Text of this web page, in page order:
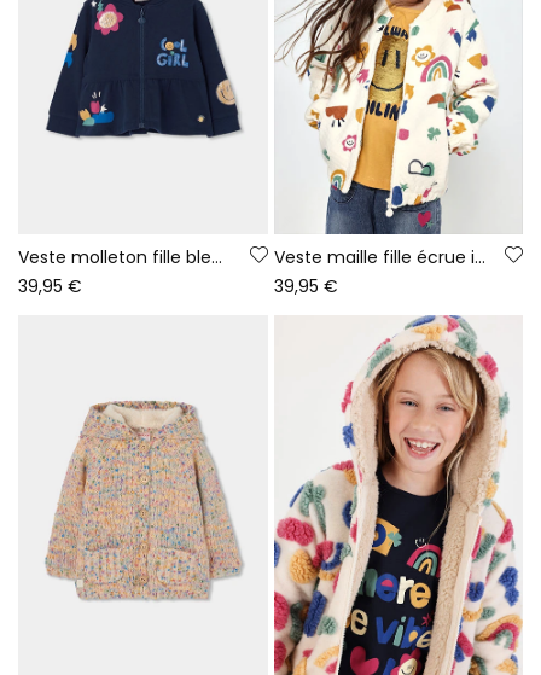
Veste molleton fille bleu marine imprimé fleurs
39,95 €
Veste maille fille écrue imprimé multicolore
39,95 €